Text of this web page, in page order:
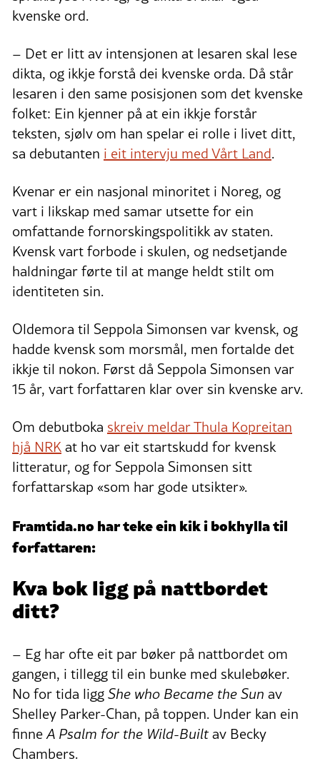
kvenske ord.
– Det er litt av intensjonen at lesaren skal lese
dikta, og ikkje forstå dei kvenske orda. Då står
lesaren i den same posisjonen som det kvenske
folket: Ein kjenner på at ein ikkje forstår
teksten, sjølv om han spelar ei rolle i livet ditt,
sa debutanten i eit intervju med Vårt Land.
Kvenar er ein nasjonal minoritet i Noreg, og
vart i likskap med samar utsette for ein
omfattande fornorskingspolitikk av staten.
Kvensk vart forbode i skulen, og nedsetjande
haldningar førte til at mange heldt stilt om
identiteten sin.
Oldemora til Seppola Simonsen var kvensk, og
hadde kvensk som morsmål, men fortalde det
ikkje til nokon. Først då Seppola Simonsen var
15 år, vart forfattaren klar over sin kvenske arv.
Om debutboka skreiv meldar Thula Kopreitan
hjå NRKat ho var eit startskudd for kvensk
litteratur, og for Seppola Simonsen sitt
forfattarskap «som har gode utsikter».
Framtida.no har teke ein kik i bokhylla til
forfattaren:
Kva bok ligg på nattbordet
ditt?
– Eg har ofte eit par bøker på nattbordet om
gangen, i tillegg til ein bunke med skulebøker.
No for tida liggShe who Became the Sun av
Shelley Parker-Chan, på toppen. Under kan ein
finneA Psalm for the Wild-Builtav Becky
Chambers.